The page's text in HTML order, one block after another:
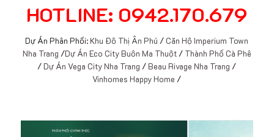
HOTLINE: 0942.170.679
Dự Án Phân Phối:Khu Đô Thị Ân Phú /Căn Hộ Imperium Town
Nha Trang /Dự Án Eco City Buôn Ma Thuột/ Thành Phố Cà Phê
/Dự Án Vega City Nha Trang /Beau Rivage Nha Trang /
Vinhomes Happy Home /